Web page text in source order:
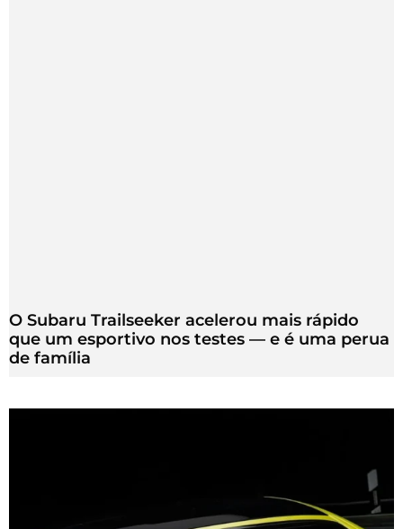
O Subaru Trailseeker acelerou mais rápido
que um esportivo nos testes — e é uma perua
de família